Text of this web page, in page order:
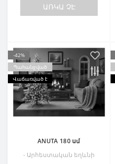
ԱՌԿԱ ՉԷ
-42%
Պահանջված
Վաճառված է
ANUTA 180 սմ
- Արհեստական եղևնի